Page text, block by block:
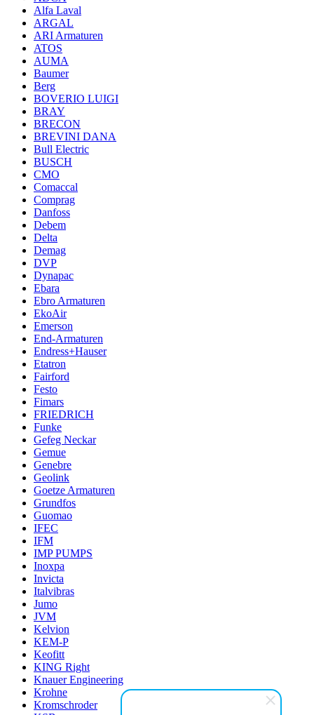
Alfa Laval
ARGAL
ARI Armaturen
ATOS
AUMA
Baumer
Berg
BOVERIO LUIGI
BRAY
BRECON
BREVINI DANA
Bull Electric
BUSCH
CMO
Comaccal
Comprag
Danfoss
Debem
Delta
Demag
DVP
Dynapac
Ebara
Ebro Armaturen
EkoAir
Emerson
End-Armaturen
Endress+Hauser
Etatron
Fairford
Festo
Fimars
FRIEDRICH
Funke
Gefeg Neckar
Gemue
Genebre
Geolink
Goetze Armaturen
Grundfos
Guomao
IFEC
IFM
IMP PUMPS
Inoxpa
Invicta
Italvibras
Jumo
JVM
Kelvion
KEM-P
Keofitt
KING Right
Knauer Engineering
Krohne
Kromschroder